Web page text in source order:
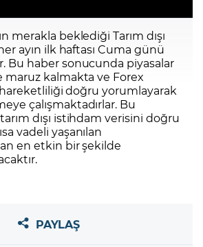
merakla beklediği Tarım dışı
ayın ilk haftası Cuma günü
Bu haber sonucunda piyasalar
maruz kalmakta ve Forex
hareketliliği doğru yorumlayarak
çalışmaktadırlar. Bu
dışı istihdam verisini doğru
vadeli yaşanılan
en etkin bir şekilde
PAYLAŞ